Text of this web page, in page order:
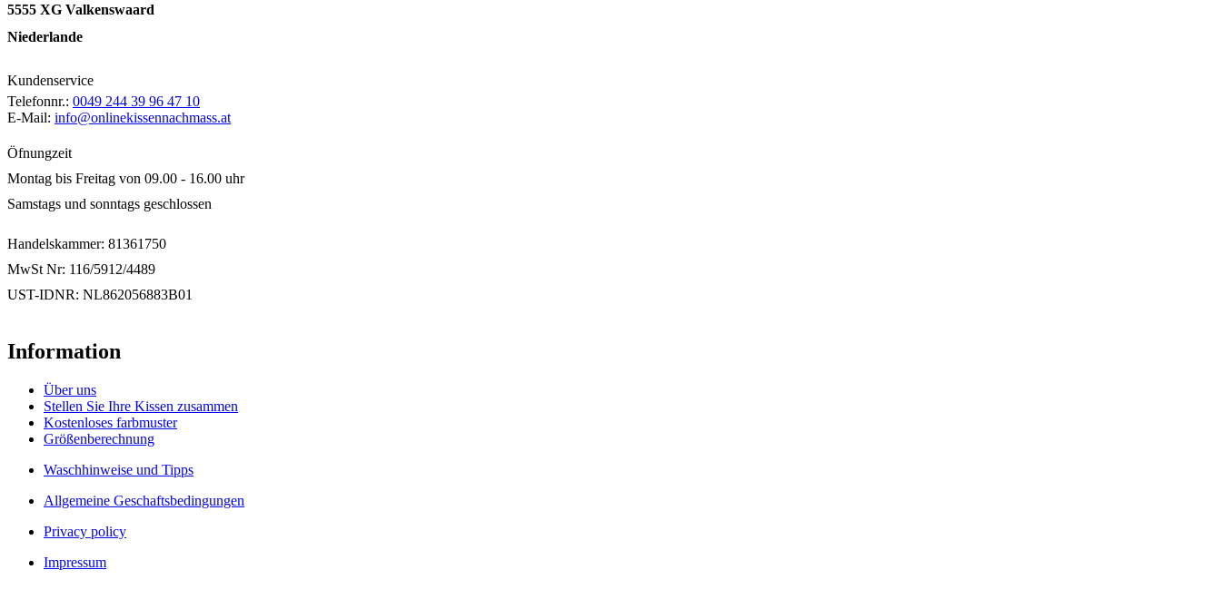
5555 XG Valkenswaard
Niederlande
Kundenservice
Telefonnr.: 0049 244 39 96 47 10
E-Mail: info@onlinekissennachmass.at
Öfnungzeit
Montag bis Freitag von 09.00 - 16.00 uhr
Samstags und sonntags geschlossen
Handelskammer: 81361750
MwSt Nr: 116/5912/4489
UST-IDNR: NL862056883B01
Information
Über uns
Stellen Sie Ihre Kissen zusammen
Kostenloses farbmuster
Größenberechnung
Waschhinweise und Tipps
Allgemeine Geschaftsbedingungen
Privacy policy
Impressum